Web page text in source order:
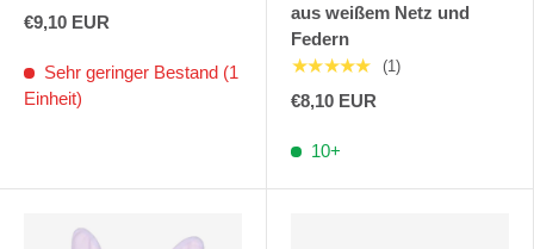
€9,10 EUR
Sehr geringer Bestand (1
Einheit)
aus weißem Netz und
Federn
★★★★★ (1)
€8,10 EUR
10+